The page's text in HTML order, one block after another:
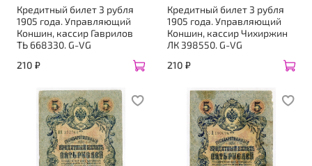
Кредитный билет 3 рубля
1905 года. Управляющий
Коншин, кассир Гаврилов
ТЬ 668330. G-VG
210 ₽
Кредитный билет 3 рубля
1905 года. Управляющий
Коншин, кассир Чихиржин
ЛК 398550. G-VG
210 ₽